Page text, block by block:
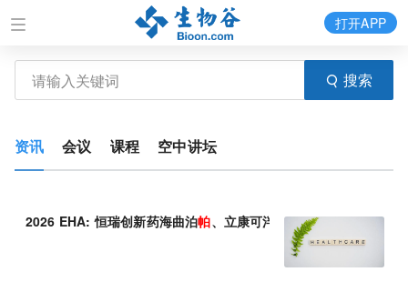
搜索
打开APP
资讯 会议 课程 空中讲坛
2026 EHA: 恒瑞创新药海曲泊帕、立康可泮、泽美妥司他等10余